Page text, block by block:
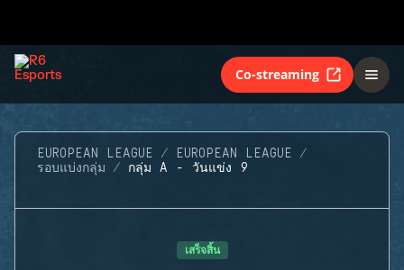
Co-streaming
EUROPEAN LEAGUE
EUROPEAN LEAGUE
รอบแบ่งกลุ่ม
กลุ่ม A - วันแข่ง 9
เสร็จสิ้น